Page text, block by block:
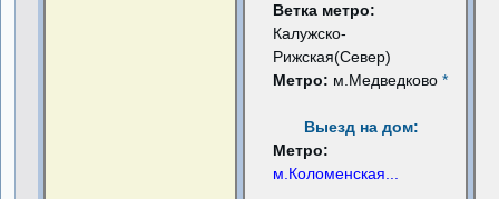
Ветка метро:
Калужско-
Рижская(Север)
Метро: м.Медведково*
Выезд на дом:
Метро:
м.Коломенская